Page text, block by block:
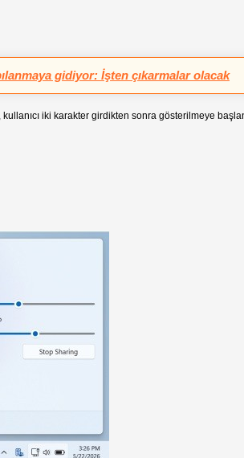
gidiyor: İşten çıkarmalar olacak
iki karakter girdikten sonra gösterilmeye